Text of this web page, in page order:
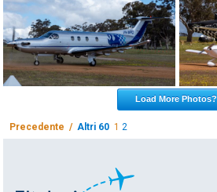
Load More Photos?
Precedente /Altri 60 12